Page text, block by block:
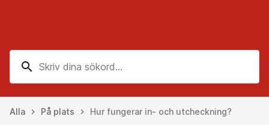
search
Alla keyboard_arrow_right På plats keyboard_arrow_right Hur fungerar in- och utcheckning?